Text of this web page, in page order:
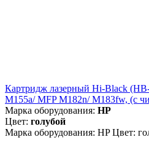
Картридж лазерный Hi-Black
M155a/ MFP M182n/ M183fw, (с
Марка оборудования: HP
Цвет: голубой
Марка оборудования: HP Цвет: